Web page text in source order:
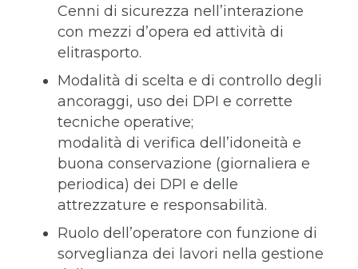
Cenni di sicurezza nell’interazione
con mezzi d’opera ed attività di
elitrasporto.
Modalità di scelta e di controllo degli
ancoraggi, uso dei DPI e corrette
tecniche operative;
modalità di verifica dell’idoneità e
buona conservazione (giornaliera e
periodica) dei DPI e delle
attrezzature e responsabilità.
Ruolo dell’operatore con funzione di
sorveglianza dei lavori nella gestione